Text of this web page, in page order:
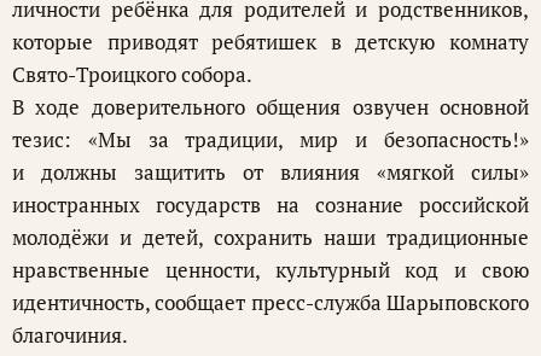
личности ребёнка для родителей и родственников,
которые приводят ребятишек в детскую комнату
Свято-Троицкого собора.
В ходе доверительного общения озвучен основной
тезис: «Мы за традиции, мир и безопасность!»
и должны защитить от влияния «мягкой силы»
иностранных государств на сознание российской
молодёжи и детей, сохранить наши традиционные
нравственные ценности, культурный код и свою
идентичность, сообщает пресс-служба Шарыповского
благочиния.